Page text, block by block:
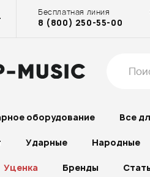
Бесплатная линия
8 (800) 250-55-00
оборудование Все
Ударные Народные
Уценка Бренды